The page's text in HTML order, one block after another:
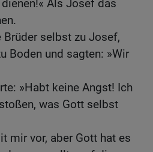
Als Josef das
Brüder selbst zu Josef,
Boden und sagten: »Wir
»Habt keine Angst! Ich
was Gott selbst
mir vor, aber Gott hat es